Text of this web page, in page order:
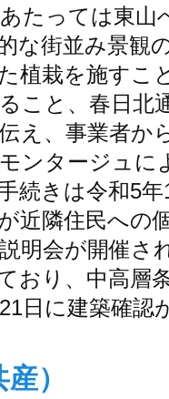
たっては東山
な街並み景観
植栽を施すこ
こと、春日北
え、事業者か
ンタージュに
続きは令和5
近隣住民への
明会が開催さ
おり、中高層
日に建築確
）